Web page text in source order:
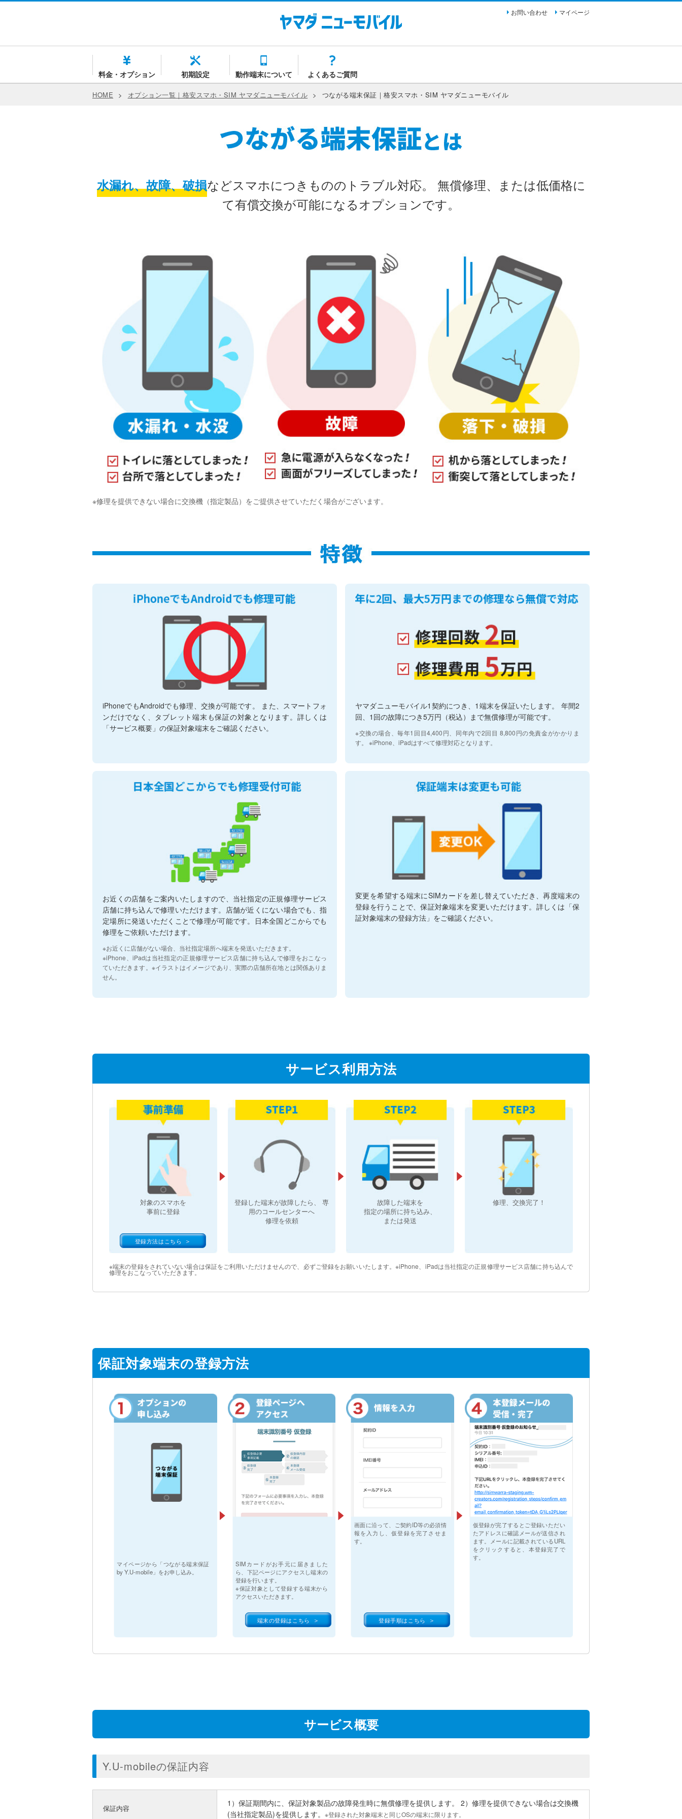
お問い合わせ マイページ
料金・オプション 初期設定 動作端末について よくあるご質問
HOME > オプション一覧｜格安スマホ・SIM ヤマダニューモバイル > つながる端末保証｜格安スマホ・SIM ヤマダニューモバイル
水漏れ、故障、破損などスマホにつきもののトラブル対応。 無償修理、または低価格に
て有償交換が可能になるオプションです。
※修理を提供できない場合に交換機（指定製品）をご提供させていただく場合がございます。
iPhoneでもAndroidでも修理、交換が可能です。 また、スマートフォ
ンだけでなく、タブレット端末も保証の対象となります。詳しくは
「サービス概要」の保証対象端末をご確認ください。
ヤマダニューモバイル1契約につき、1端末を保証いたします。 年間2
回、1回の故障につき5万円（税込）まで無償修理が可能です。
※交換の場合、毎年1回目4,400円、同年内で2回目 8,800円の免責金がかかりま
す。 ※iPhone、iPadはすべて修理対応となります。
お近くの店舗をご案内いたしますので、当社指定の正規修理サービス
店舗に持ち込んで修理いただけます。店舗が近くにない場合でも、指
定場所に発送いただくことで修理が可能です。日本全国どこからでも
修理をご依頼いただけます。
※お近くに店舗がない場合、当社指定場所へ端末を発送いただきます。
※iPhone、iPadは当社指定の正規修理サービス店舗に持ち込んで修理をおこなっ
ていただきます。※イラストはイメージであり、実際の店舗所在地とは関係ありま
せん。
変更を希望する端末にSIMカードを差し替えていただき、再度端末の
登録を行うことで、保証対象端末を変更いただけます。詳しくは「保
証対象端末の登録方法」をご確認ください。
サービス利用方法
対象のスマホを
事前に登録
登録方法はこちら
登録した端末が故障したら、 専
用のコールセンターへ
修理を依頼
故障した端末を
指定の場所に持ち込み、
または発送
修理、交換完了！
※端末の登録をされていない場合は保証をご利用いただけませんので、必ずご登録をお願いいたします。※iPhone、iPadは当社指定の正規修理サービス店舗に持ち込んで
修理をおこなっていただきます。
保証対象端末の登録方法
マイページから「つながる端末保証
by Y.U-mobile」をお申し込み。
SIMカードがお手元に届きました
ら、下記ページにアクセスし端末の
登録を行います。
※保証対象として登録する端末から
アクセスいただきます。
端末の登録はこちら
画面に沿って、ご契約ID等の必須情
報を入力し、仮登録を完了させま
す。
登録手順はこちら
仮登録が完了するとご登録いただい
たアドレスに確認メールが送信され
ます。メールに記載されているURL
をクリックすると、本登録完了で
す。
サービス概要
Y.U-mobileの保証内容
保証内容
1）保証期間内に、保証対象製品の故障発生時に無償修理を提供します。 2）修理を提供できない場合は交換機
(当社指定製品)を提供します。 ※登録された対象端末と同じOSの端末に限ります。